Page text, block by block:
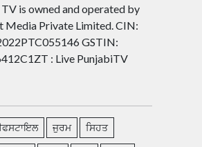
is owned and operated by
Media Private Limited. CIN:
GSTIN:
: Live PunjabiTV
ਜੁਰਮ ਸਿਹਤ